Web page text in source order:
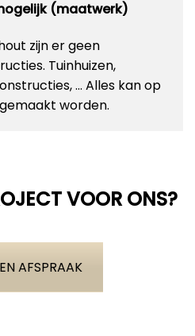
(maatwerk)
zijn er geen
Tuinhuizen,
… Alles kan op
worden.
VOOR ONS?
AFSPRAAK